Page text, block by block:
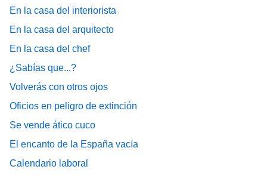
En la casa del interiorista
En la casa del arquitecto
En la casa del chef
¿Sabías que...?
Volverás con otros ojos
Oficios en peligro de extinción
Se vende ático cuco
El encanto de la España vacía
Calendario laboral